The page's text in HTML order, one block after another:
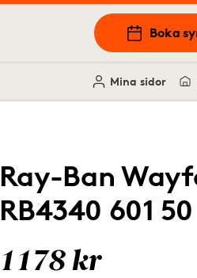
Boka
Mina sidor
Ray-Ban
RB4340 601 50
1178 kr